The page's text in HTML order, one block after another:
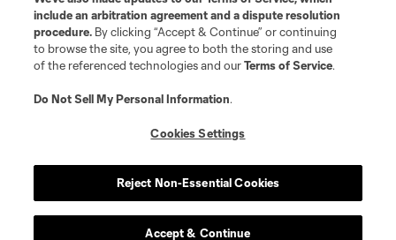
include an arbitration agreement and a dispute resolution
procedure. By clicking “Accept & Continue” or continuing
to browse the site, you agree to both the storing and use
of the referenced technologies and ourTerms of Service.
Do Not Sell My Personal Information.
Cookies Settings
Reject Non-Essential Cookies
Accept & Continue